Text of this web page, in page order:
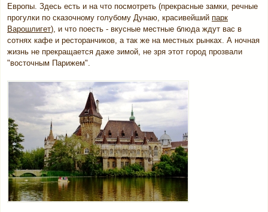
Европы. Здесь есть и на что посмотреть (прекрасные замки, речные
прогулки по сказочному голубому Дунаю, красивейший парк
Варошлигет), и что поесть - вкусные местные блюда ждут вас в
сотнях кафе и ресторанчиков, а так же на местных рынках. А ночная
жизнь не прекращается даже зимой, не зря этот город прозвали
"восточным Парижем".